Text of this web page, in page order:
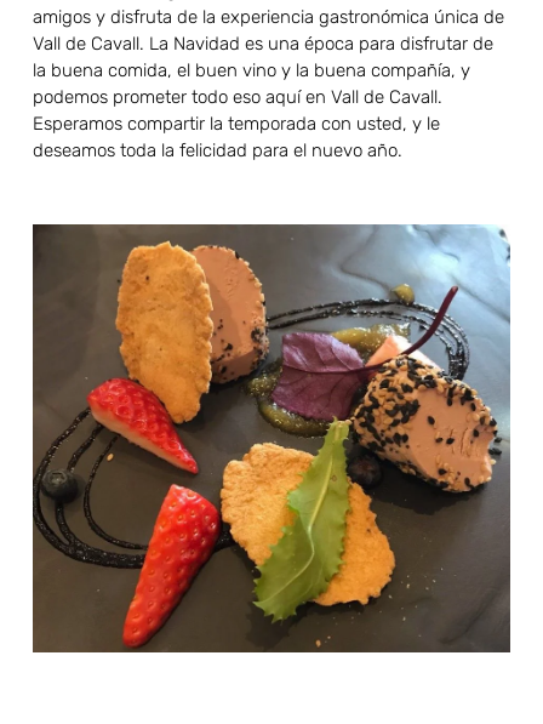
amigos y disfruta de la experiencia gastronómica única de
Vall de Cavall. La Navidad es una época para disfrutar de
la buena comida, el buen vino y la buena compañía, y
podemos prometer todo eso aquí en Vall de Cavall.
Esperamos compartir la temporada con usted, y le
deseamos toda la felicidad para el nuevo año.